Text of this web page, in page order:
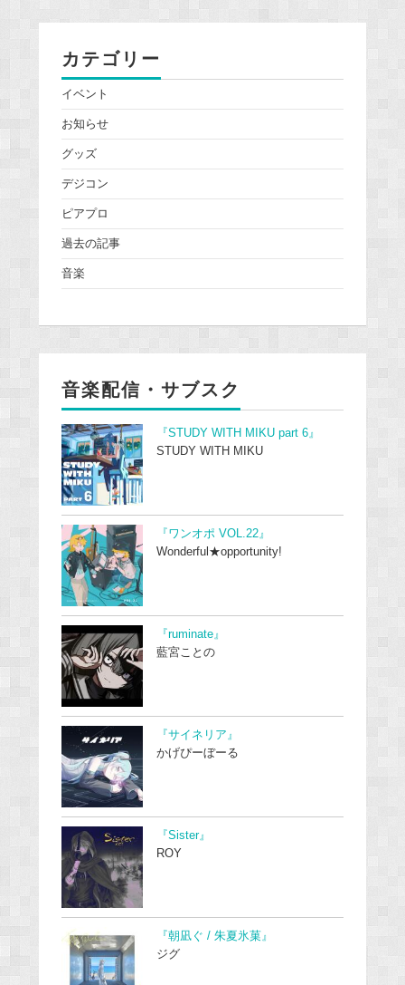
カテゴリー
イベント
お知らせ
グッズ
デジコン
ピアプロ
過去の記事
音楽
音楽配信・サブスク
『STUDY WITH MIKU part 6』
STUDY WITH MIKU
『ワンオポ VOL.22』
Wonderful★opportunity!
『ruminate』
藍宮ことの
『サイネリア』
かげぴーぼーる
『Sister』
ROY
『朝凪ぐ / 朱夏氷菓』
ジグ